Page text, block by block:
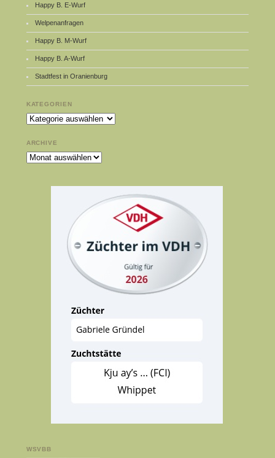
Happy B. E-Wurf
Welpenanfragen
Happy B. M-Wurf
Happy B. A-Wurf
Stadtfest in Oranienburg
KATEGORIEN
Kategorien
ARCHIVE
Archive
WSVBB